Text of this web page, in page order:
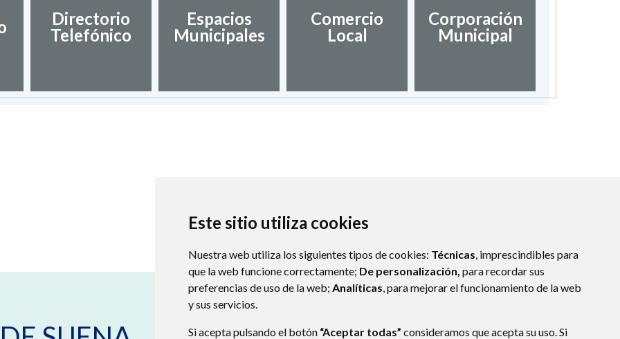
Este sitio utiliza cookies
Nuestra web utiliza los siguientes tipos de cookies: Técnicas, imprescindibles para
que la web funcione correctamente; De personalización, para recordar sus
preferencias de uso de la web; Analíticas, para mejorar el funcionamiento de la web
y sus servicios.
Si acepta pulsando el botón “Aceptar todas” consideramos que acepta su uso. Si
Directorio
Telefónico
Espacios
Municipales
Comercio
Local
Corporación
Municipal
Plaza España s/n
974578137